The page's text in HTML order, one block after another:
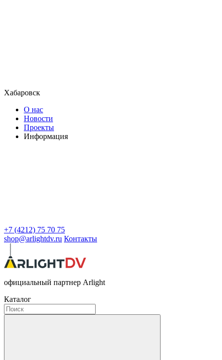
Хабаровск
О нас
Новости
Проекты
Информация
+7 (4212) 75 70 75
shop@arlightdv.ru Контакты
официальный партнер Arlight
Каталог